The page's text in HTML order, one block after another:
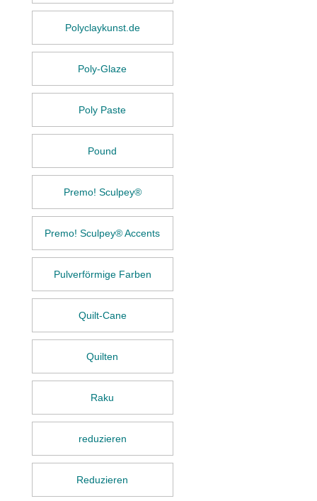
Polyclaykunst.de
Poly-Glaze
Poly Paste
Pound
Premo! Sculpey®
Premo! Sculpey® Accents
Pulverförmige Farben
Quilt-Cane
Quilten
Raku
reduzieren
Reduzieren